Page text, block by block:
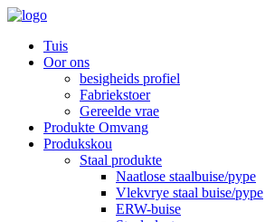
Tuis
Oor ons
besigheids profiel
Fabriekstoer
Gereelde vrae
Produkte Omvang
Produkskou
Staal produkte
Naatlose staalbuise/pype
Vlekvrye staal buise/pype
ERW-buise